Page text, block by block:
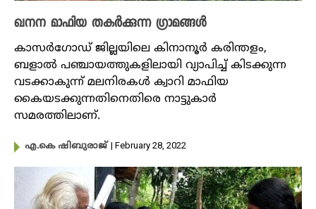
ഖനന മാഫിയ തകർക്കുന്ന ​ഗ്രാമങ്ങൾ
കാസർ​ഗോഡ് ജില്ലയിലെ കിനാനൂർ കരിന്തളം,
ബളാൽ പഞ്ചായത്തുകളിലായി വ്യാപിച്ച് കിടക്കുന്ന
വടക്കാകുന്ന് മലനിരകൾ ക്വാറി മാഫിയ
കൈയടക്കുന്നതിനെതിരെ നാട്ടുകാർ
സമരത്തിലാണ്.
എ.കെ ഷിബുരാജ് | February 28, 2022